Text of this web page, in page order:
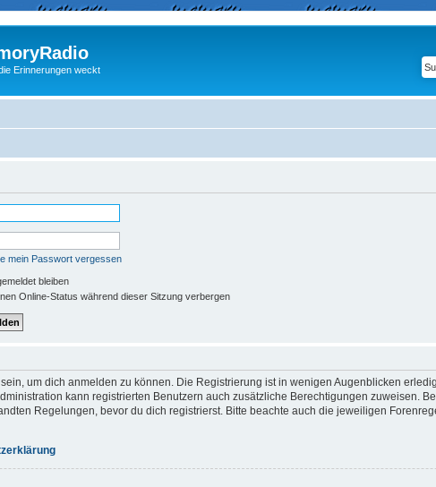
Erinnerungen weckt
mein Passwort vergessen
bleiben
Online-Status während dieser Sitzung verbergen
um dich anmelden zu können. Die Registrierung ist in wenigen Augenblicken
kann registrierten Benutzern auch zusätzliche Berechtigungen zuweisen.
Regelungen, bevor du dich registrierst. Bitte beachte auch die jeweiligen